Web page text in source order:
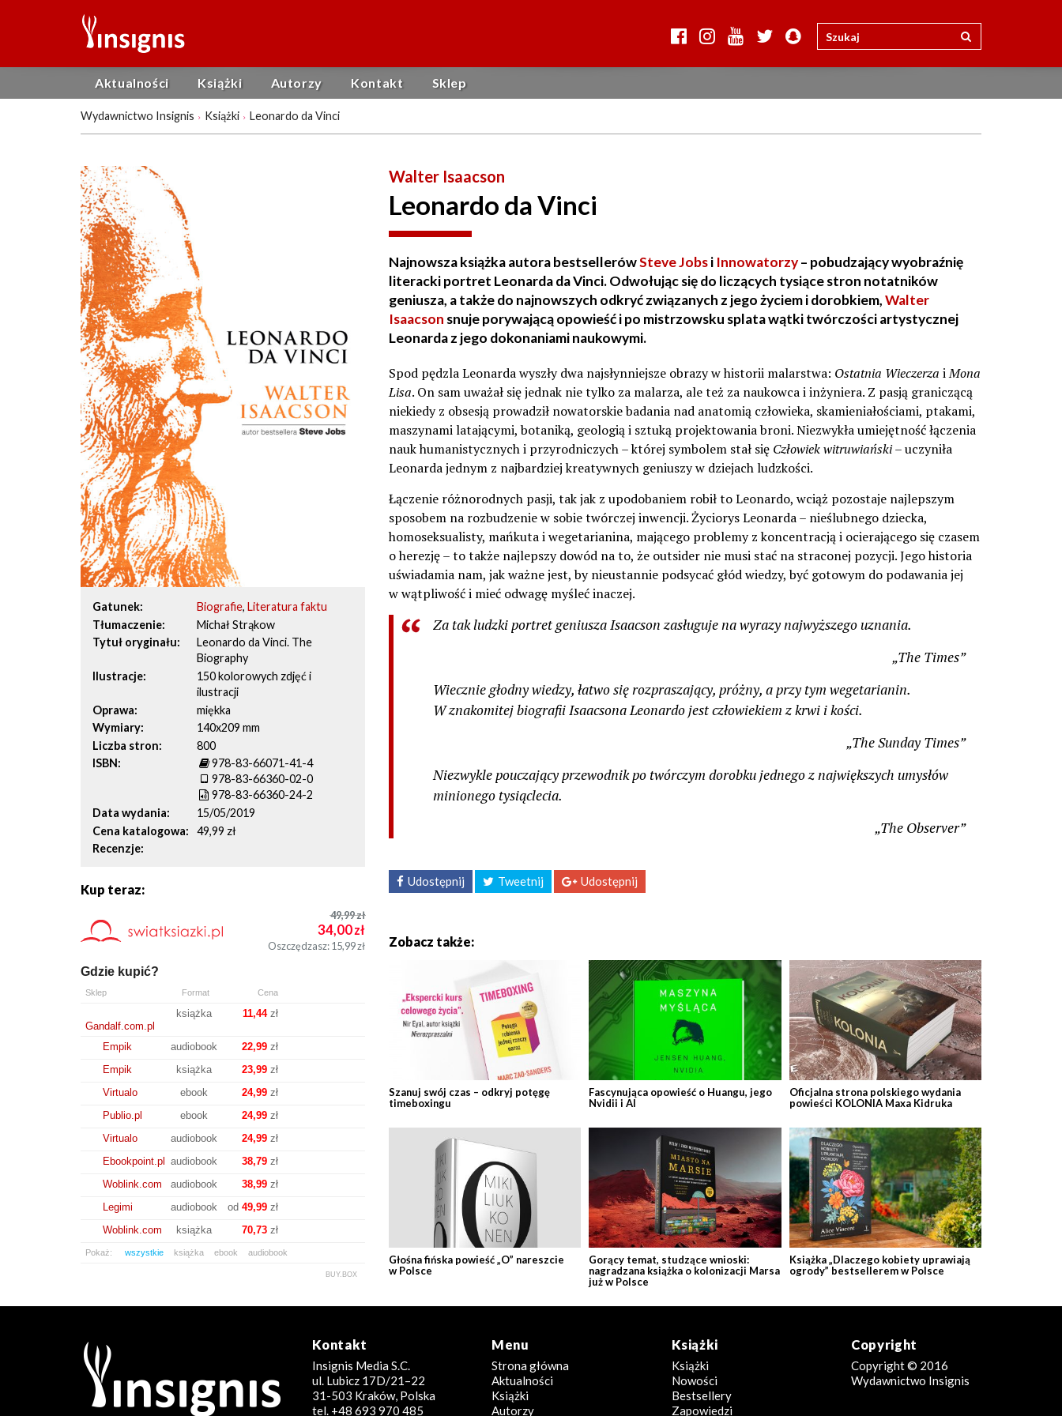
Aktualności Książki Autorzy Kontakt Sklep
Wydawnictwo Insignis Książki Leonardo da Vinci
Gatunek Biografie, Literatura faktu
Tłumaczenie
Michał Strąkow
Tytuł oryginału
Leonardo da Vinci. The
Biography
Ilustracje
150 kolorowych zdjęć i
ilustracji
Oprawa
miękka
Wymiary
140x209 mm
Liczba stron
800
ISBN
978-83-66071-41-4
978-83-66360-02-0
978-83-66360-24-2
Data wydania
15/05/2019
Cena katalogowa
49,99 zł
Recenzje
Kup teraz:
49,99zł
34,00zł
Oszczędzasz: 15,99zł
Gdzie kupić?
Sklep Format Cena
Gandalf.com.pl
książka 11,44zł
Empik audiobook 22,99zł
Empik
książka 23,99zł
Virtualo
ebook 24,99zł
Publio.pl
ebook 24,99zł
Virtualo
audiobook 24,99zł
Ebookpoint.pl audiobook 38,79zł
Woblink.com
audiobook 38,99zł
Legimi
audiobook od 49,99zł
Woblink.com
książka 70,73zł
Pokaż: wszystkie książka ebook audiobook
BUY.BOX
Walter Isaacson
Leonardo da Vinci
Najnowsza książka autora bestsellerówSteve Jobsi Innowatorzy– pobudzający wyobraźnię
literacki portret Leonarda da Vinci. Odwołując się do liczących tysiące stron notatników
geniusza, a także do najnowszych odkryć związanych z jego życiem i dorobkiem,Walter
Isaacson snuje porywającą opowieść i po mistrzowsku splata wątki twórczości artystycznej
Leonarda z jego dokonaniami naukowymi.
Spod pędzla Leonarda wyszły dwa najsłynniejsze obrazy w historii malarstwa: Ostatnia Wieczerza iMona
Lisa. On sam uważał się jednak nie tylko za malarza, ale też za naukowca i inżyniera. Z pasją graniczącą
niekiedy z obsesją prowadził nowatorskie badania nad anatomią człowieka, skamieniałościami, ptakami,
maszynami latającymi, botaniką, geologią i sztuką projektowania broni. Niezwykła umiejętność łączenia
nauk humanistycznych i przyrodniczych – której symbolem stał się Człowiek witruwiański– uczyniła
Leonarda jednym z najbardziej kreatywnych geniuszy w dziejach ludzkości.
Łączenie różnorodnych pasji, tak jak z upodobaniem robił to Leonardo, wciąż pozostaje najlepszym
sposobem na rozbudzenie w sobie twórczej inwencji. Życiorys Leonarda – nieślubnego dziecka,
homoseksualisty, mańkuta i wegetarianina, mającego problemy z koncentracją i ocierającego się czasem
o herezję – to także najlepszy dowód na to, że outsider nie musi stać na straconej pozycji. Jego historia
uświadamia nam, jak ważne jest, by nieustannie podsycać głód wiedzy, być gotowym do podawania jej
w wątpliwość i mieć odwagę myśleć inaczej.
Za tak ludzki portret geniusza Isaacson zasługuje na wyrazy najwyższego uznania.
„The Times”
Wiecznie głodny wiedzy, łatwo się rozpraszający, próżny, a przy tym wegetarianin.
W znakomitej biografii Isaacsona Leonardo jest człowiekiem z krwi i kości.
„The Sunday Times”
Niezwykle pouczający przewodnik po twórczym dorobku jednego z największych umysłów
minionego tysiąclecia.
„The Observer”
Udostępnij Tweetnij Udostępnij
Zobacz także:
Szanuj swój czas – odkryj potęgę
timeboxingu
Fascynująca opowieść o Huangu, jego
Nvidii i AI
Oficjalna strona polskiego wydania
powieści KOLONIA Maxa Kidruka
Głośna fińska powieść „O” nareszcie
w Polsce
Gorący temat, studzące wnioski:
nagradzana książka o kolonizacji Marsa
już w Polsce
Książka „Dlaczego kobiety uprawiają
ogrody” bestsellerem w Polsce
Kontakt
Insignis Media S.C.
ul. Lubicz 17D/21–22
31-503 Kraków, Polska
tel. +48 693 970 485
Menu
Strona główna
Aktualności
Książki
Autorzy
Książki
Książki
Nowości
Bestsellery
Zapowiedzi
Copyright
Copyright © 2016
Wydawnictwo Insignis